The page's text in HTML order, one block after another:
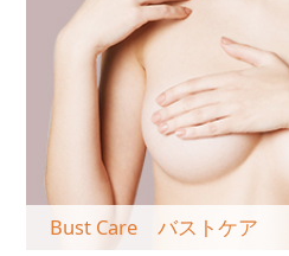
Bust Care バストケア